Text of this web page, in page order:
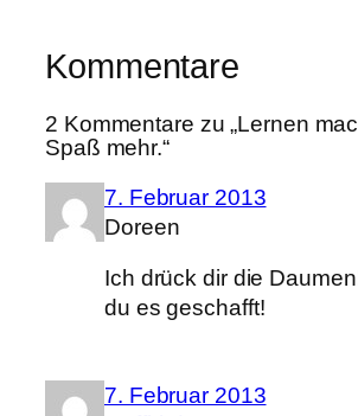
Kommentare
2 Kommentare zu „Lernen
Spaß mehr.“
7. Februar 2013
Doreen
Ich drück dir die
du es geschafft!
7. Februar 2013